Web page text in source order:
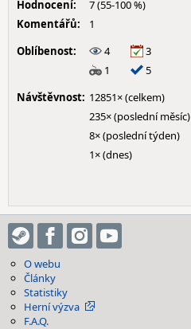
Hodnocení:
7 (55-100 %)
Komentářů:
1
Oblíbenost:
4
3
1
5
Návštěvnost: 12851× (celkem)
235× (poslední měsíc)
8× (poslední týden)
1× (dnes)
O webu
Články
Statistiky
Herní výzva
F.A.Q.